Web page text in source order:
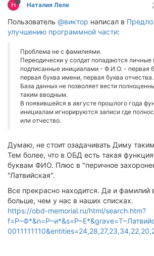
Н Наталия Леле
Пользователь @виктор написал в
улучшению программной части:
Проблема не с фамилиями.
Переодически у солдат попадаются
подписанные инициалами - Ф.И.О. - первая
первая буква имени, первая буква отчества.
База данных не позволяет вести
таким вводным.
В появившейся в августе прошлого года
инициалам игнорируются записи где
или отчество.
Думаю, не стоит озадачивать Диму
Тем более, что в ОБД есть такая
буквам ФИО. Плюс в "перичное
"Латвийская".
Все прекрасно находится. Да и фамилий
больше, чем у нас в наших списках.
https://obd-memorial.ru/html/search.htm?